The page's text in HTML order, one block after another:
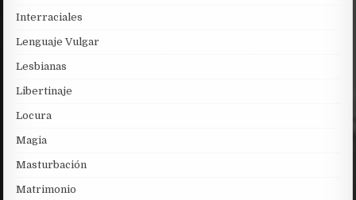
Interraciales
Lenguaje Vulgar
Lesbianas
Libertinaje
Locura
Magia
Masturbación
Matrimonio